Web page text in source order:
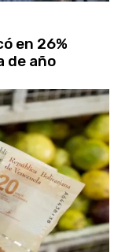
en 26%
de año